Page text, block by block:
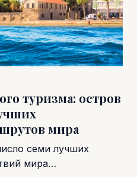
туризма: остров
мира
семи лучших
мира…